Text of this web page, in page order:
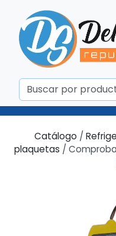
Catálogo /
plaquetas /